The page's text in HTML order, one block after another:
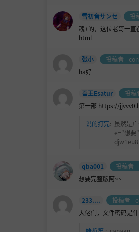
雪初音サンセ 投
魂+的，这位老哥一
html
张小 投稿者 -
ha好
吾王Esatur 投
第一部 https://
说的打完: 虽然是
e="想
qba001 投稿者
想要完整版阿~~
233.... 投稿者 -
大佬们，文件密码是
娪祈笙. : canaan